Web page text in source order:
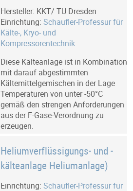
Hersteller: KKT/ TU Dresden
Einrichtung: Schaufler-Professur für
Kälte-, Kryo- und
Kompressorentechnik
Diese Kälteanlage ist in Kombination
mit darauf abgestimmten
Kältemittelgemischen in der Lage
Temperaturen von unter -50°C
gemäß den strengen Anforderungen
aus der F-Gase-Verordnung zu
erzeugen.
Heliumverflüssigungs- und -
kälteanlage Heliumanlage)
Einrichtung: Schaufler-Professur für